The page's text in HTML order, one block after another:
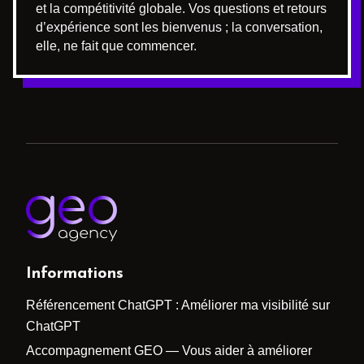
et la compétitivité globale. Vos questions et retours
d’expérience sont les bienvenus ; la conversation,
elle, ne fait que commencer.
Informations
Référencement ChatGPT : Améliorer ma visibilité sur
ChatGPT
Accompagnement GEO — Vous aider à améliorer